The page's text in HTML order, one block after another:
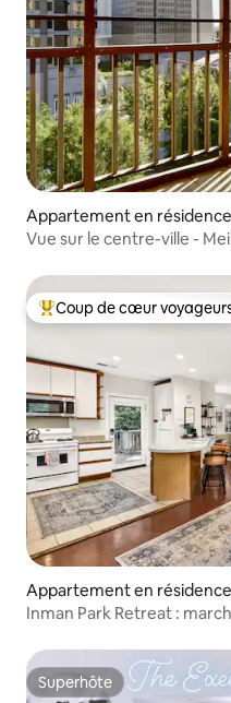
Appartement en
Vue sur le centre-ville -
Coups de cœur voyageurs
Coup de cœur
Appartement en
Inman Park Retreat :
Superhôte
Superhôte